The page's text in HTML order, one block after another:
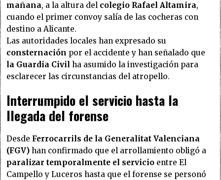
mañana, a la altura del colegio Rafael Altamira,
cuando el primer convoy salía de las cocheras con
destino a Alicante.
Las autoridades locales han expresado su
consternación por el accidente y han señalado que
la Guardia Civil ha asumido la investigación para
esclarecer las circunstancias del atropello.
Interrumpido el servicio hasta la
llegada del forense
Desde Ferrocarrils de la Generalitat Valenciana
(FGV) han confirmado que el arrollamiento obligó a
paralizar temporalmente el servicio entre El
Campello y Luceros hasta que el forense se personó